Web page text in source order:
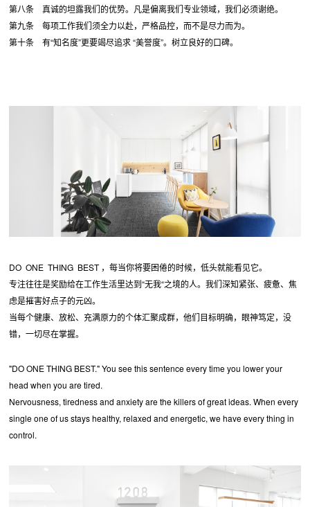
第八条 真诚的坦露我们的优势。凡是偏离我们专业领域，我们必须谢绝。
第九条 每项工作我们须全力以赴，严格品控，而不是尽力而为。
第十条 有“知名度”更要竭尽追求 “美誉度”。树立良好的口碑。
DO ONE THING BEST ，每当你将要困倦的时候，低头就能看见它。
专注往往是奖励给在工作生活里达到“无我“之境的人。我们深知紧张、疲惫、焦
虑是摧害好点子的元凶。
当每个健康、放松、充满原力的个体汇聚成群，他们目标明确，眼神笃定，没
错，一切尽在掌握。
"DO ONE THING BEST." You see this sentence every time you lower your
head when you are tired.
Nervousness, tiredness and anxiety are the killers of great ideas. When every
single one of us stays healthy, relaxed and energetic, we have every thing in
control.